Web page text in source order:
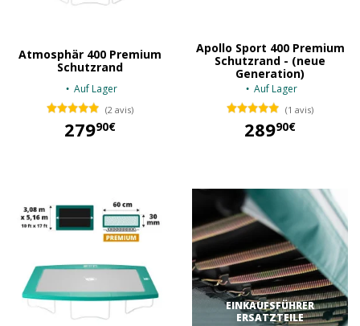
Atmosphär 400 Premium
Schutzrand
Auf Lager
(2 avis)
27990€
Apollo Sport 400 Premium
Schutzrand - (neue
Generation)
Auf Lager
(1 avis)
28990€
EINKAUFSFÜHRER
ERSATZTEILE